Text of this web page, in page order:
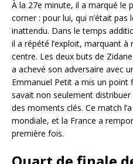
À la 27e minute, il a marqué le
corner : pour lui, qui n’était pas
inattendu. Dans le temps
il a répété l’exploit, marquant
centre. Les deux buts de
a achevé son adversaire avec
Emmanuel Petit a mis un point
savait non seulement
des moments clés. Ce match
mondiale, et la France a
première fois.